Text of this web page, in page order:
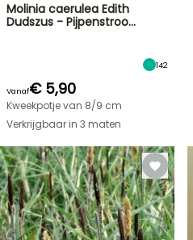
FLASH-
SALES
TOT
Molinia caerulea Edith
Dudszus - Pijpenstroo…
142
Vanaf€ 5,90
Kweekpotje van 8/9 cm
Verkrijgbaar in 3 maten